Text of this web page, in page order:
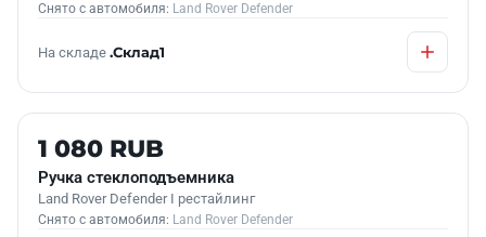
Снято с автомобиля: Land Rover Defender
На складе .Склад1
Б/У В НАЛИЧИИ
1 080 RUB
Ручка стеклоподъемника
Land Rover Defender I рестайлинг
Снято с автомобиля: Land Rover Defender